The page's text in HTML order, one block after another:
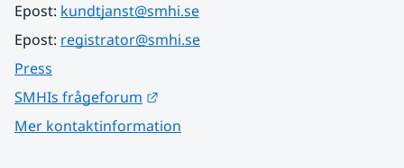
Epost: kundtjanst@smhi.se
Epost: registrator@smhi.se
Press
SMHIs frågeforum
Mer kontaktinformation